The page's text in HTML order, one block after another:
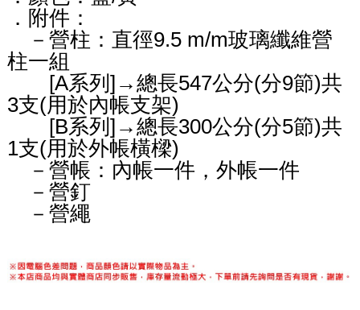
．附件：
－營柱：直徑9.5 m/m玻璃纖維營
柱一組
[A系列]→總長547公分(分9節)共
3支(用於內帳支架)
[B系列]→總長300公分(分5節)共
1支(用於外帳橫樑)
－營帳：內帳一件，外帳一件
－營釘
－營繩